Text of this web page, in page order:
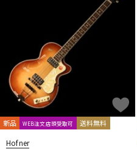
キーボード
新品 WEB注文店頭受取可 送料無料
Hofner